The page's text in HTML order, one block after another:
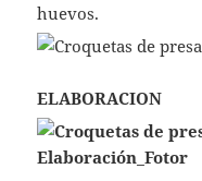
huevos.
ELABORACION